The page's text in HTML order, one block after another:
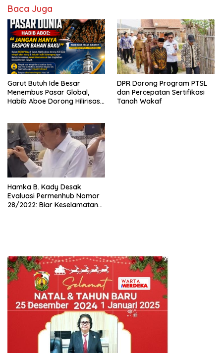
Baca Juga
Garut Butuh Ide Besar
Menembus Pasar Global,
Habib Aboe Dorong Hilirisasi
DPR Dorong Program PTSL
dan Percepatan Sertifikasi
Tanah Wakaf
Hamka B. Kady Desak
Evaluasi Permenhub Nomor
28/2022: Biar Keselamatan